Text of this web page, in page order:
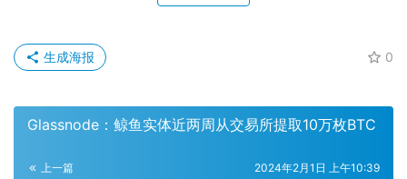
0
生成海报
Glassnode：鲸鱼实体近两周从交易所提取10万枚BTC
上一篇 2024年2月1日 上午10:39